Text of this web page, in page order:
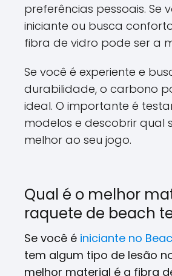
preferências pessoais. Se
iniciante ou busca
fibra de vidro pode ser a
Se você é experiente e
durabilidade, o carbono
ideal. O importante é
modelos e descobrir qual
melhor ao seu jogo.
Qual é o melhor
raquete de beach
Se você é iniciante no
tem algum tipo de lesão
melhor material é a fibra